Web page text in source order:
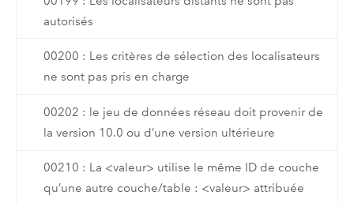
autorisés
00200 : Les critères de sélection des localisateurs
ne sont pas pris en charge
00202 : le jeu de données réseau doit provenir de
la version 10.0 ou d’une version ultérieure
00210 : La <valeur> utilise le même ID de couche
qu’une autre couche/table : <valeur> attribuée